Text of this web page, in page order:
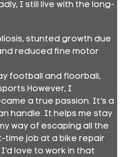
I still live with the long-
stunted growth due
reduced fine motor
football and floorball,
However, I
a true passion. It’s a
handle. It helps me stay
way of escaping all the
job at a bike repair
love to work in that